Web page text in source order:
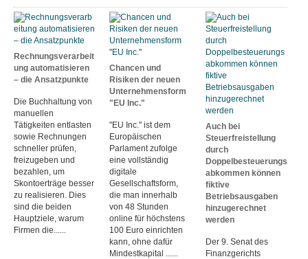
Rechnungsverarbeit
ung automatisieren
– die Ansatzpunkte
Die Buchhaltung von
manuellen
Tätigkeiten entlasten
sowie Rechnungen
schneller prüfen,
freizugeben und
bezahlen, um
Skontoerträge besser
zu realisieren. Dies
sind die beiden
Hauptziele, warum
Firmen die......
Chancen und
Risiken der neuen
Unternehmensform
"EU Inc."
"EU Inc." ist dem
Europäischen
Parlament zufolge
eine vollständig
digitale
Gesellschaftsform,
die man innerhalb
von 48 Stunden
online für höchstens
100 Euro einrichten
kann, ohne dafür
Mindestkapital ......
Auch bei
Steuerfreistellung
durch
Doppelbesteuerungs
abkommen können
fiktive
Betriebsausgaben
hinzugerechnet
werden
Der 9. Senat des
Finanzgerichts